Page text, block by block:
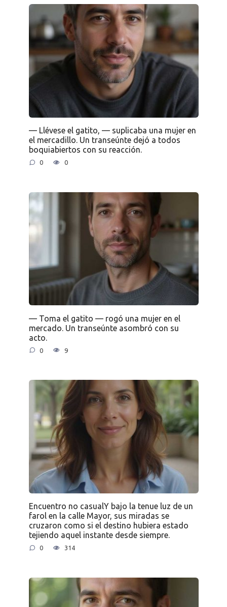
— Llévese el gatito, — suplicaba una mujer en
el mercadillo. Un transeúnte dejó a todos
boquiabiertos con su reacción.
0 0
— Toma el gatito — rogó una mujer en el
mercado. Un transeúnte asombró con su
acto.
0 9
Encuentro no casualY bajo la tenue luz de un
farol en la calle Mayor, sus miradas se
cruzaron como si el destino hubiera estado
tejiendo aquel instante desde siempre.
0 314